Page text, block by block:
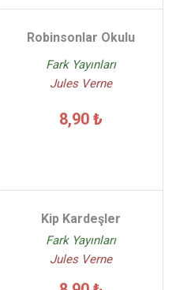
Robinsonlar Okulu
Fark Yayınları
Jules Verne
8,90 ₺
Kip Kardeşler
Fark Yayınları
Jules Verne